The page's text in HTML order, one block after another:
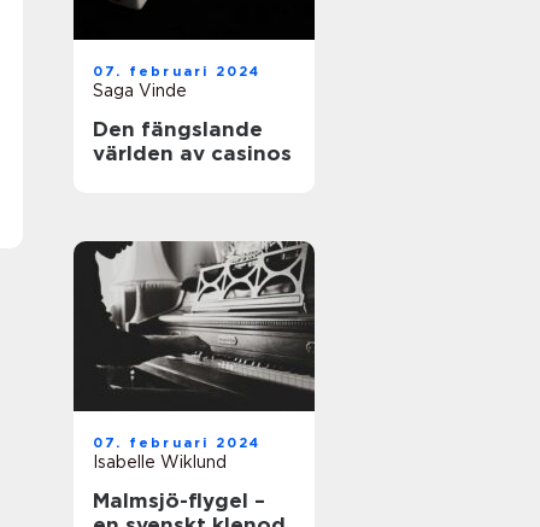
07. februari 2024
Saga Vinde
Den fängslande
världen av casinos
07. februari 2024
Isabelle Wiklund
Malmsjö-flygel –